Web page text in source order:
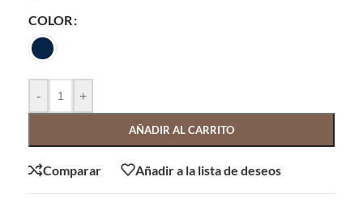
COLOR
- +
AÑADIR AL CARRITO
Comparar Añadir a la lista de deseos